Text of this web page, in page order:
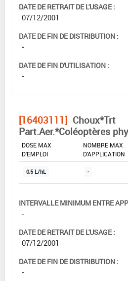
DATE DE RETRAIT DE L'USAGE :
07/12/2001
DATE DE FIN DE DISTRIBUTION :
-
DATE DE FIN D'UTILISATION :
-
[16403111] Choux*Trt
Part.Aer.*Coléoptères
DOSE MAX
D'EMPLOI
NOMBRE MAX
D'APPLICATION
0,5 L/hL -
INTERVALLE MINIMUM ENTRE
-
DATE DE RETRAIT DE L'USAGE :
07/12/2001
DATE DE FIN DE DISTRIBUTION :
-